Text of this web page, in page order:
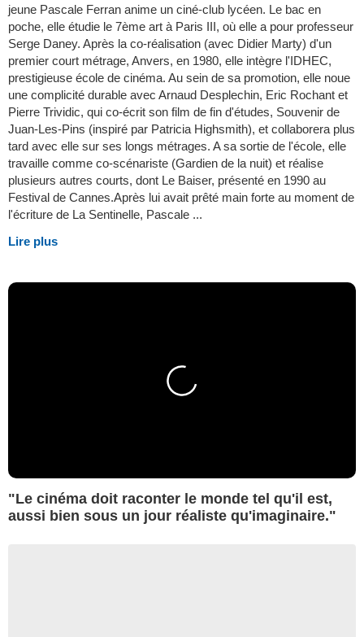
jeune Pascale Ferran anime un ciné-club lycéen. Le bac en
poche, elle étudie le 7ème art à Paris III, où elle a pour professeur
Serge Daney. Après la co-réalisation (avec Didier Marty) d'un
premier court métrage, Anvers, en 1980, elle intègre l'IDHEC,
prestigieuse école de cinéma. Au sein de sa promotion, elle noue
une complicité durable avec Arnaud Desplechin, Eric Rochant et
Pierre Trividic, qui co-écrit son film de fin d'études, Souvenir de
Juan-Les-Pins (inspiré par Patricia Highsmith), et collaborera plus
tard avec elle sur ses longs métrages. A sa sortie de l'école, elle
travaille comme co-scénariste (Gardien de la nuit) et réalise
plusieurs autres courts, dont Le Baiser, présenté en 1990 au
Festival de Cannes.Après lui avait prêté main forte au moment de
l'écriture de La Sentinelle, Pascale ...
Lire plus
"Le cinéma doit raconter le monde tel qu'il est,
aussi bien sous un jour réaliste qu'imaginaire."